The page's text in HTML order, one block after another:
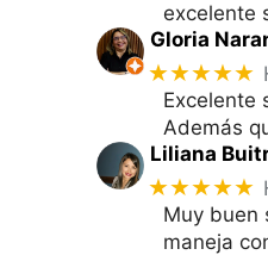
excelente
Gloria
★★★★★
Excelente
Además
Liliana
★★★★★
Muy buen
maneja